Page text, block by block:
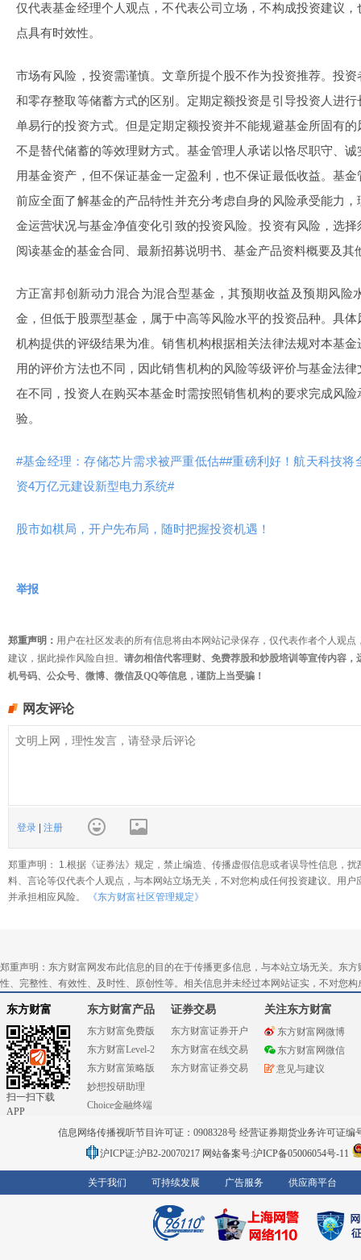
仅代表基金经理个人观点，不代表公司立场，不构成投资建议
点具有时效性。
市场有风险，投资需谨慎。文章所提个股不作为投资推荐。投
和零存整取等储蓄方式的区别。定期定额投资是引导投资人进
单易行的投资方式。但是定期定额投资并不能规避基金所固有
不是替代储蓄的等效理财方式。基金管理人承诺以恪尽职守、
用基金资产，但不保证基金一定盈利，也不保证最低收益。基
前应全面了解基金的产品特性并充分考虑自身的风险承受能力
金运营状况与基金净值变化引致的投资风险。投资有风险，选
阅读基金的基金合同、最新招募说明书、基金产品资料概要及其
方正富邦创新动力混合为混合型基金，其预期收益及预期风险
金，但低于股票型基金，属于中高等风险水平的投资品种。具
机构提供的评级结果为准。销售机构根据相关法律法规对本基
用的评价方法也不同，因此销售机构的风险等级评价与基金法
在不同，投资人在购买本基金时需按照销售机构的要求完成风
验。
#基金经理：存储芯片需求被严重低估##重磅利好！航天科技将
资4万亿元建设新型电力系统#
股市如棋局，开户先布局，随时把握投资机遇！
举报
郑重声明： 用户在社区发表的所有信息将由本网站记录保存，仅代表作者个人观
建议，据此操作风险自担。 请勿相信代客理财、免费荐股和炒股培训等宣传内容
机号码、公众号、微博、微信及QQ等信息，谨防上当受骗！
网友评论
登录 注册
郑重声明： 1.根据《证券法》规定，禁止编造、传播虚假信息或者误导性信息，
料、言论等仅代表个人观点，与本网站立场无关，不对您构成任何投资建议。用
并承担相应风险。
《东方财富社区管理规定》
郑重声明：东方财富网发布此信息的目的在于传播更多信息，与本站立场无关。东
性、完整性、有效性、及时性、原创性等。相关信息并未经过本网站证实，不对您
东方财富
扫一扫下载
APP
东方财富产品
东方财富免费版
东方财富Level-2
东方财富策略版
妙想投研助理
Choice金融终端
证券交易
东方财富证券开户
东方财富在线交易
东方财富证券交易
关注东方财富
东方财富网微博
东方财富网微信
意见与建议
信息网络传播视听节目许可证：0908328号 经营证券期货业务许可证编
沪ICP证:沪B2-20070217 网站备案号:沪ICP备05006054号-11
关于我们 可持续发展 广告服务 供应商平台